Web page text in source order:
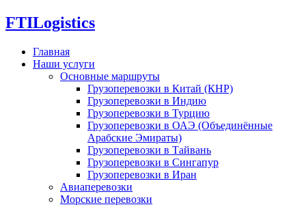
FTILogistics
Главная
Наши услуги
Основные маршруты
Грузоперевозки в Китай (КНР)
Грузоперевозки в Индию
Грузоперевозки в Турцию
Грузоперевозки в ОАЭ (Объединённые
Арабские Эмираты)
Грузоперевозки в Тайвань
Грузоперевозки в Сингапур
Грузоперевозки в Иран
Авиаперевозки
Морские перевозки